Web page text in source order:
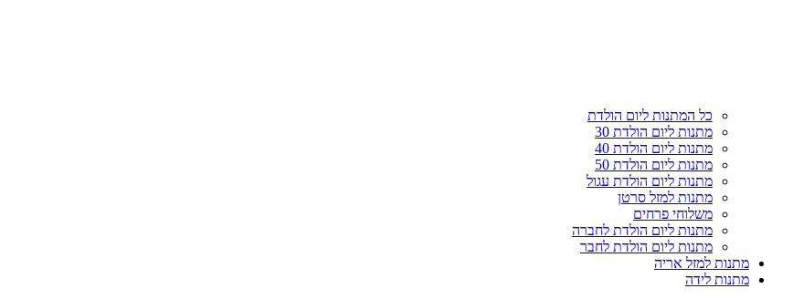
כל המתנות ליום הולדת
מתנות ליום הולדת 30
מתנות ליום הולדת 40
מתנות ליום הולדת 50
מתנות ליום הולדת עגול
מתנות למזל סרטן
משלוחי פרחים
מתנות ליום הולדת לחברה
מתנות ליום הולדת לחבר
מתנות למזל אריה
מתנות לידה